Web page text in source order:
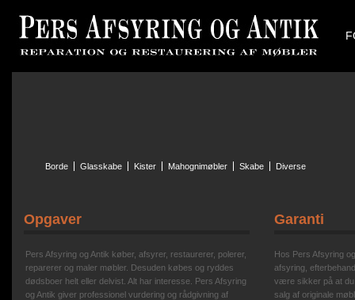
Borde Glasskabe Kister Mahognimøbler Skabe Diverse
Opgaver
Pers Afsyring og Antik køber, afsyrer, restaurerer, polerer,
reparerer og maler møbler. Desuden købes og ryddes
dødsboer helt eller delvist. Alt har interesse. Pers Afsyring
og Antik giver professionel vurdering og rådgivning af
Garanti
Hos Pers Afsyring
afsyring,
være sikker på at
salg af originale